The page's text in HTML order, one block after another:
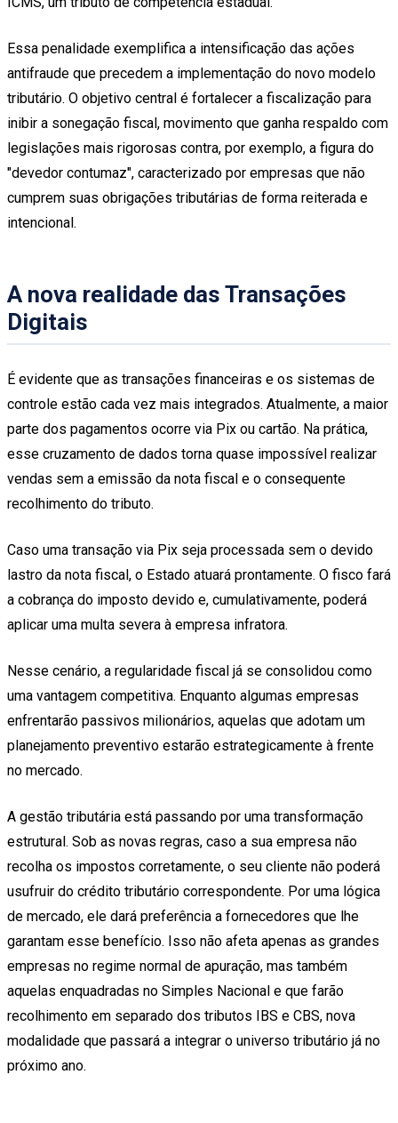
Essa penalidade exemplifica a intensificação das ações
antifraude que precedem a implementação do novo modelo
tributário. O objetivo central é fortalecer a fiscalização para
inibir a sonegação fiscal, movimento que ganha respaldo com
legislações mais rigorosas contra, por exemplo, a figura do
"devedor contumaz", caracterizado por empresas que não
cumprem suas obrigações tributárias de forma reiterada e
intencional.
A nova realidade das Transações
Digitais
É evidente que as transações financeiras e os sistemas de
controle estão cada vez mais integrados. Atualmente, a maior
parte dos pagamentos ocorre via Pix ou cartão. Na prática,
esse cruzamento de dados torna quase impossível realizar
vendas sem a emissão da nota fiscal e o consequente
recolhimento do tributo.
Caso uma transação via Pix seja processada sem o devido
lastro da nota fiscal, o Estado atuará prontamente. O fisco fará
a cobrança do imposto devido e, cumulativamente, poderá
aplicar uma multa severa à empresa infratora.
Nesse cenário, a regularidade fiscal já se consolidou como
uma vantagem competitiva. Enquanto algumas empresas
enfrentarão passivos milionários, aquelas que adotam um
planejamento preventivo estarão estrategicamente à frente
no mercado.
A gestão tributária está passando por uma transformação
estrutural. Sob as novas regras, caso a sua empresa não
recolha os impostos corretamente, o seu cliente não poderá
usufruir do crédito tributário correspondente. Por uma lógica
de mercado, ele dará preferência a fornecedores que lhe
garantam esse benefício. Isso não afeta apenas as grandes
empresas no regime normal de apuração, mas também
aquelas enquadradas no Simples Nacional e que farão
recolhimento em separado dos tributos IBS e CBS, nova
modalidade que passará a integrar o universo tributário já no
próximo ano.